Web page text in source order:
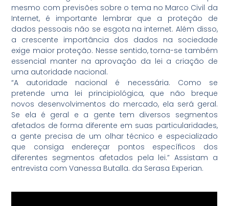
mesmo com previsões sobre o tema no Marco Civil da
Internet, é importante lembrar que a proteção de
dados pessoais não se esgota na internet. Além disso,
a crescente importância dos dados na sociedade
exige maior proteção. Nesse sentido, torna-se também
essencial manter na aprovação da lei a criação de
uma autoridade nacional.
“A autoridade nacional é necessária. Como se
pretende uma lei principiológica, que não breque
novos desenvolvimentos do mercado, ela será geral.
Se ela é geral e a gente tem diversos segmentos
afetados de forma diferente em suas particularidades,
a gente precisa de um olhar técnico e especializado
que consiga endereçar pontos específicos dos
diferentes segmentos afetados pela lei.” Assistam a
entrevista com Vanessa Butalla. da Serasa Experian.